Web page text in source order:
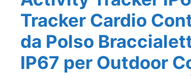
Tracker Cardio
da Polso
IP67 per Outdoor